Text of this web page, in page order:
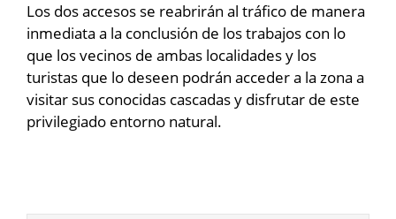
Los dos accesos se reabrirán al tráfico de manera
inmediata a la conclusión de los trabajos con lo
que los vecinos de ambas localidades y los
turistas que lo deseen podrán acceder a la zona a
visitar sus conocidas cascadas y disfrutar de este
privilegiado entorno natural.